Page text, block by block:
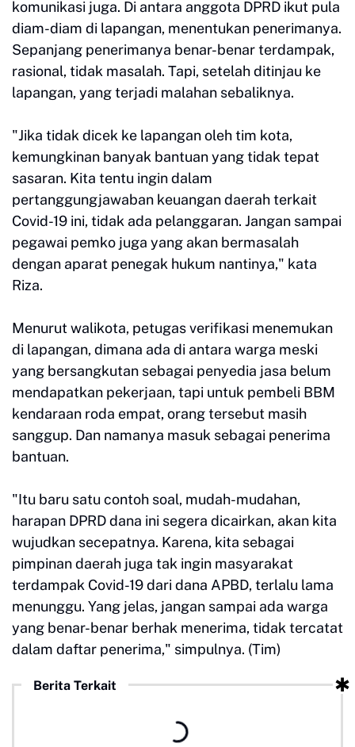
komunikasi juga. Di antara anggota DPRD ikut pula
diam-diam di lapangan, menentukan penerimanya.
Sepanjang penerimanya benar-benar terdampak,
rasional, tidak masalah. Tapi, setelah ditinjau ke
lapangan, yang terjadi malahan sebaliknya.
"Jika tidak dicek ke lapangan oleh tim kota,
kemungkinan banyak bantuan yang tidak tepat
sasaran. Kita tentu ingin dalam
pertanggungjawaban keuangan daerah terkait
Covid-19 ini, tidak ada pelanggaran. Jangan sampai
pegawai pemko juga yang akan bermasalah
dengan aparat penegak hukum nantinya," kata
Riza.
Menurut walikota, petugas verifikasi menemukan
di lapangan, dimana ada di antara warga meski
yang bersangkutan sebagai penyedia jasa belum
mendapatkan pekerjaan, tapi untuk pembeli BBM
kendaraan roda empat, orang tersebut masih
sanggup. Dan namanya masuk sebagai penerima
bantuan.
"Itu baru satu contoh soal, mudah-mudahan,
harapan DPRD dana ini segera dicairkan, akan kita
wujudkan secepatnya. Karena, kita sebagai
pimpinan daerah juga tak ingin masyarakat
terdampak Covid-19 dari dana APBD, terlalu lama
menunggu. Yang jelas, jangan sampai ada warga
yang benar-benar berhak menerima, tidak tercatat
dalam daftar penerima," simpulnya. (Tim)
Berita Terkait